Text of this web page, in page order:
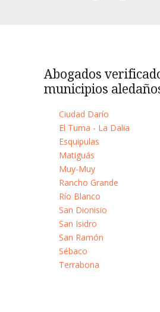
Abogados
municipios
Ciudad Darío
El Tuma - La Dalia
Esquipulas
Matiguás
Muy-Muy
Rancho Grande
Río Blanco
San Dionisio
San Isidro
San Ramón
Sébaco
Terrabona